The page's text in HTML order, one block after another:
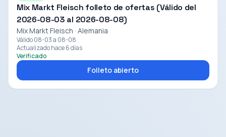
Mix Markt Fleisch folleto de ofertas (Válido del
2026-08-03 al 2026-08-08)
Mix Markt Fleisch · Alemania
Válido 08-03 a 08-08
Actualizado hace 6 días
Verificado
Folleto abierto